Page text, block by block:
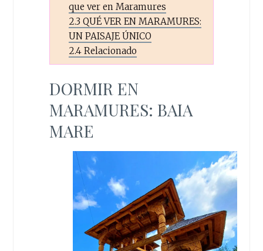
que ver en Maramures
2.3 QUÉ VER EN MARAMURES:
UN PAISAJE ÚNICO
2.4 Relacionado
DORMIR EN
MARAMURES: BAIA
MARE